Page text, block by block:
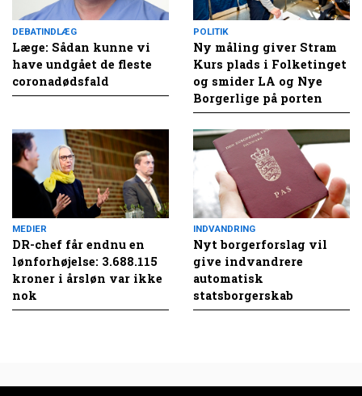
DEBATINDLÆG
Læge: Sådan kunne vi
have undgået de fleste
coronadødsfald
POLITIK
Ny måling giver Stram
Kurs plads i Folketinget
og smider LA og Nye
Borgerlige på porten
MEDIER
DR-chef får endnu en
lønforhøjelse: 3.688.115
kroner i årsløn var ikke
nok
INDVANDRING
Nyt borgerforslag vil
give indvandrere
automatisk
statsborgerskab